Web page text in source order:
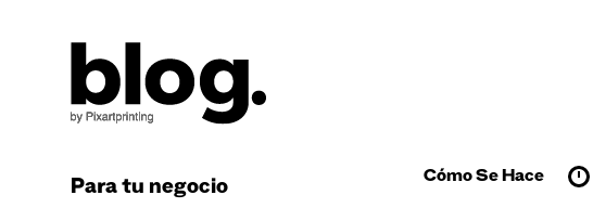
Para tu negocio Cómo Se Hace